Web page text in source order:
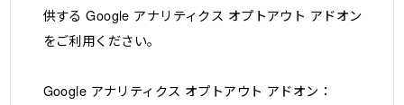
供する Google アナリティクス オプトアウト アドオン
をご利用ください。
Google アナリティクス オプトアウト アドオン：